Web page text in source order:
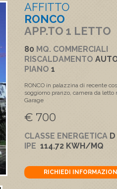
AFFITTO
RONCO
APP.TO 1 LETTO
80 MQ. COMMERCIALI
RISCALDAMENTO
PIANO 1
RONCO in palazzina di recente
soggiorno pranzo, camera da
Garage
€ 700
CLASSE ENERGETICA D
IPE 114.72 KWH/MQ
RICHIEDI INFORMAZIONI